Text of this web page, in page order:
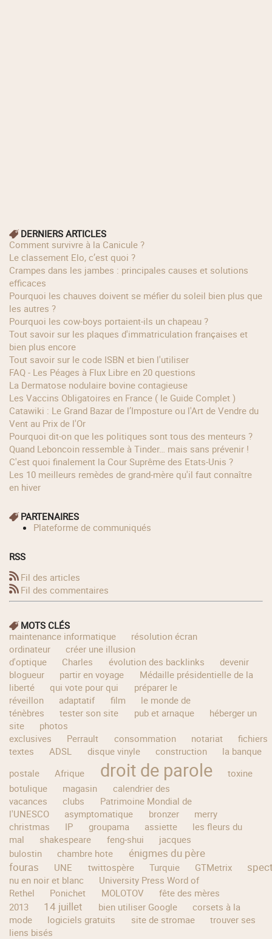
DERNIERS ARTICLES
Comment survivre à la Canicule ?
Le classement Elo, c’est quoi ?
Crampes dans les jambes : principales causes et solutions
efficaces
Pourquoi les chauves doivent se méfier du soleil bien plus que
les autres ?
Pourquoi les cow‑boys portaient‑ils un chapeau ?
Tout savoir sur les plaques d'immatriculation françaises et
bien plus encore
Tout savoir sur le code ISBN et bien l'utiliser
FAQ - Les Péages à Flux Libre en 20 questions
La Dermatose nodulaire bovine contagieuse
Les Vaccins Obligatoires en France ( le Guide Complet )
Catawiki : Le Grand Bazar de l’Imposture ou l'Art de Vendre du
Vent au Prix de l'Or
Pourquoi dit-on que les politiques sont tous des menteurs ?
Quand Leboncoin ressemble à Tinder… mais sans prévenir !
C'est quoi finalement la Cour Suprême des Etats-Unis ?
Les 10 meilleurs remèdes de grand-mère qu'il faut connaître
en hiver
PARTENAIRES
Plateforme de communiqués
RSS
Fil des articles
Fil des commentaires
MOTS CLÉS
maintenance informatique
résolution écran
ordinateur
créer une illusion
d'optique
Charles évolution des backlinks
devenir
blogueur
partir en voyage
Médaille présidentielle de la
liberté
qui vote pour qui
préparer le
réveillon
adaptatif film
le monde de
ténèbres
tester son site pub et arnaque
héberger un
site
photos
exclusives
Perrault consommation notariat
fichiers
textes
ADSL disque vinyle construction
la banque
postale
Afrique droit de parole
toxine
botulique
magasin
calendrier des
vacances
clubs
Patrimoine Mondial de
l'UNESCO
asymptomatique bronzer
merry
christmas
IP groupama assiette
les fleurs du
mal
shakespeare feng-shui
jacques
bulostin
chambre hote
énigmes du père
fouras
UNE twittospère Turquie GTMetrix
nu en noir et blanc
University Press Word of
Rethel
Ponichet MOLOTOV
fête des mères
2013
14 juillet bien utiliser Google
corsets à la
mode
logiciels gratuits site de stromae
trouver ses
liens bisés